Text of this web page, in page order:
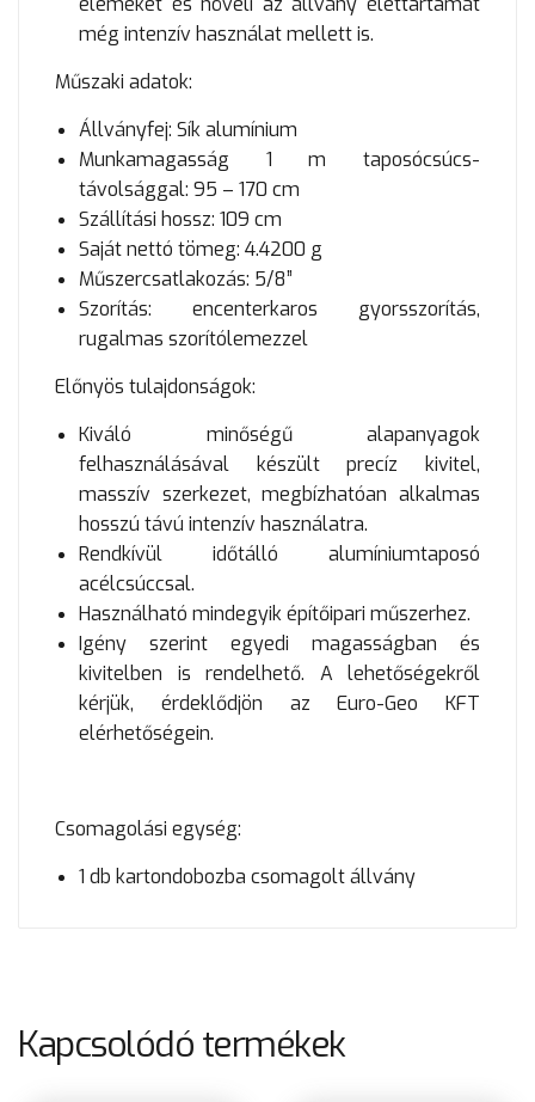
még intenzív használat mellett is.
Műszaki adatok:
Állványfej: Sík alumínium
Munkamagasság 1 m taposócsúcs-
távolsággal: 95 – 170 cm
Szállítási hossz: 109 cm
Saját nettó tömeg: 4.4200 g
Műszercsatlakozás: 5/8”
Szorítás: encenterkaros gyorsszorítás,
rugalmas szorítólemezzel
Előnyös tulajdonságok:
Kiváló minőségű alapanyagok
felhasználásával készült precíz kivitel,
masszív szerkezet, megbízhatóan alkalmas
hosszú távú intenzív használatra.
Rendkívül időtálló alumíniumtaposó
acélcsúccsal.
Használható mindegyik építőipari műszerhez.
Igény szerint egyedi magasságban és
kivitelben is rendelhető. A lehetőségekről
kérjük, érdeklődjön az Euro-Geo KFT
elérhetőségein.
Csomagolási egység:
1 db kartondobozba csomagolt állvány
Kapcsolódó termékek